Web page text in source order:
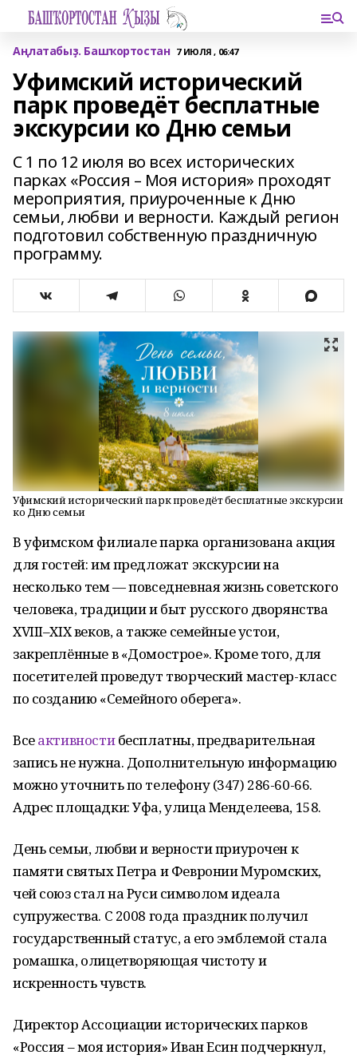
Аңлатабыҙ. Башҡортостан 7 ИЮЛЯ , 06:47
Уфимский исторический
парк проведёт бесплатные
экскурсии ко Дню семьи
С 1 по 12 июля во всех исторических
парках «Россия – Моя история» проходят
мероприятия, приуроченные к Дню
семьи, любви и верности. Каждый регион
подготовил собственную праздничную
программу.
Уфимский исторический парк проведёт бесплатные экскурсии
ко Дню семьи
В уфимском филиале парка организована акция
для гостей: им предложат экскурсии на
несколько тем — повседневная жизнь советского
человека, традиции и быт русского дворянства
XVIII–XIX веков, а также семейные устои,
закреплённые в «Домострое». Кроме того, для
посетителей проведут творческий мастер-класс
по созданию «Семейного оберега».
Всеактивностибесплатны, предварительная
запись не нужна. Дополнительную информацию
можно уточнить по телефону (347) 286-60-66.
Адрес площадки: Уфа, улица Менделеева, 158.
День семьи, любви и верности приурочен к
памяти святых Петра и Февронии Муромских,
чей союз стал на Руси символом идеала
супружества. С 2008 года праздник получил
государственный статус, а его эмблемой стала
ромашка, олицетворяющая чистоту и
искренность чувств.
Директор Ассоциации исторических парков
«Россия – моя история» Иван Есин подчеркнул,